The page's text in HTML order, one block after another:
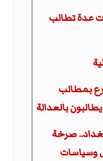
عدة تطالب
بمطالب
بالعدالة
صرخة
وسياسات